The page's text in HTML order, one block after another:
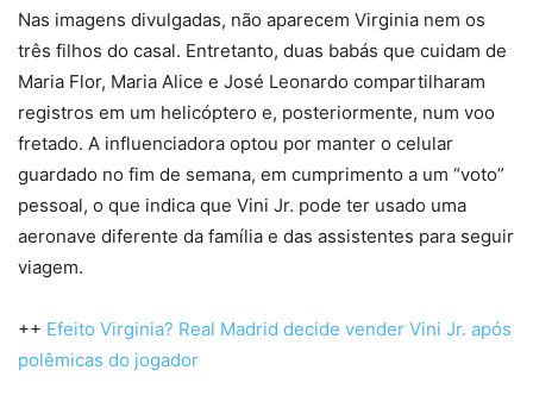
Nas imagens divulgadas, não aparecem Virginia nem os
três filhos do casal. Entretanto, duas babás que cuidam de
Maria Flor, Maria Alice e José Leonardo compartilharam
registros em um helicóptero e, posteriormente, num voo
fretado. A influenciadora optou por manter o celular
guardado no fim de semana, em cumprimento a um “voto”
pessoal, o que indica que Vini Jr. pode ter usado uma
aeronave diferente da família e das assistentes para seguir
viagem.
++ Efeito Virginia? Real Madrid decide vender Vini Jr. após
polêmicas do jogador